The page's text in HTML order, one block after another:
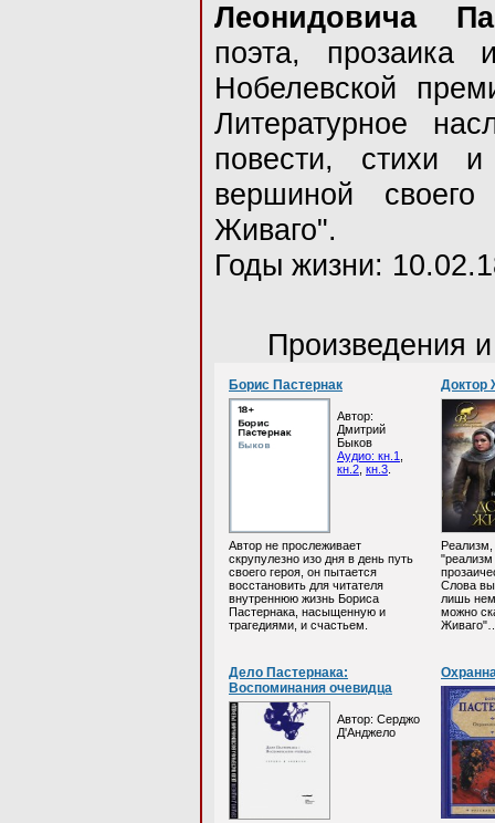
Леонидовича
поэта, прозаика
Нобелевской
Литературное
повести, стихи
вершиной
Живаго".
Годы жизни:
Произведения
Борис Пастернак
Автор:
Дмитрий
Быков
Аудио: кн.1
кн.2 кн.3
Автор не прослеживает
скрупулезно изо дня в день путь
своего героя, он пытается
восстановить для читателя
внутреннюю жизнь Бориса
Пастернака, насыщенную и
трагедиями, и счастьем.
Доктор
Слова
лишь
можно
Дело Пастернака:
Воспоминания очевидца
Автор: Серджо
Д'Анджело